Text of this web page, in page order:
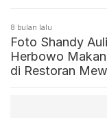
8 bulan lalu
Foto Shandy
Herbowo
di Restoran